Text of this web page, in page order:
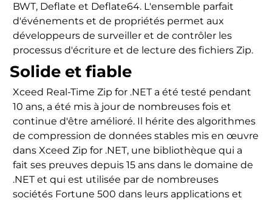
BWT, Deflate et Deflate64. L'ensemble parfait
d'événements et de propriétés permet aux
développeurs de surveiller et de contrôler les
processus d'écriture et de lecture des fichiers Zip.
Solide et fiable
Xceed Real-Time Zip for .NET a été testé pendant
10 ans, a été mis à jour de nombreuses fois et
continue d'être amélioré. Il hérite des algorithmes
de compression de données stables mis en œuvre
dans Xceed Zip for .NET, une bibliothèque qui a
fait ses preuves depuis 15 ans dans le domaine de
.NET et qui est utilisée par de nombreuses
sociétés Fortune 500 dans leurs applications et